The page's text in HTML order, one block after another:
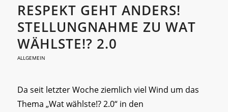
RESPEKT GEHT ANDERS!
STELLUNGNAHME ZU WAT
WÄHLSTE!? 2.0
ALLGEMEIN
Da seit letzter Woche ziemlich viel Wind um das
Thema „Wat wählste!? 2.0“ in den